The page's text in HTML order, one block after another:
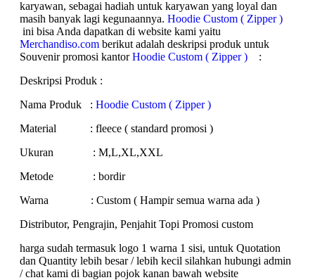
karyawan, sebagai hadiah untuk karyawan yang loyal dan
masih banyak lagi kegunaannya. Hoodie Custom ( Zipper )
ini bisa Anda dapatkan di website kami yaitu
Merchandiso.com berikut adalah deskripsi produk untuk
Souvenir promosi kantorHoodie Custom ( Zipper ) :
Deskripsi Produk :
Nama Produk : Hoodie Custom ( Zipper )
Material : fleece ( standard promosi )
Ukuran : M,L,XL,XXL
Metode : bordir
Warna : Custom ( Hampir semua warna ada )
Distributor, Pengrajin, Penjahit Topi Promosi custom
harga sudah termasuk logo 1 warna 1 sisi, untuk Quotation
dan Quantity lebih besar / lebih kecil silahkan hubungi admin
/ chat kami di bagian pojok kanan bawah website